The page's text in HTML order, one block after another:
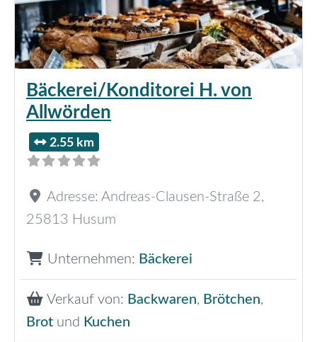
Bäckerei/Konditorei H. von
Allwörden
2.55 km
Adresse: Andreas-Clausen-Straße 2,
25813 Husum
Unternehmen: Bäckerei
Verkauf von: Backwaren, Brötchen,
Brot und Kuchen